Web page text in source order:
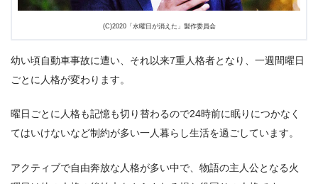
(C)2020「水曜日が消えた」製作委員会
幼い頃自動車事故に遭い、それ以来7重人格者となり、一週間曜日
ごとに人格が変わります。
曜日ごとに人格も記憶も切り替わるので24時前に眠りにつかなく
てはいけないなど制約が多い一人暮らし生活を過ごしています。
アクティブで自由奔放な人格が多い中で、物語の主人公となる火